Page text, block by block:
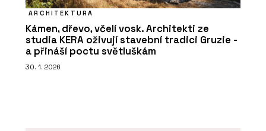
ARCHITEKTURA
Kámen, dřevo, včelí vosk. Architekti ze
studia KERA oživují stavební tradici Gruzie -
a přináší poctu světluškám
30. 1. 2026